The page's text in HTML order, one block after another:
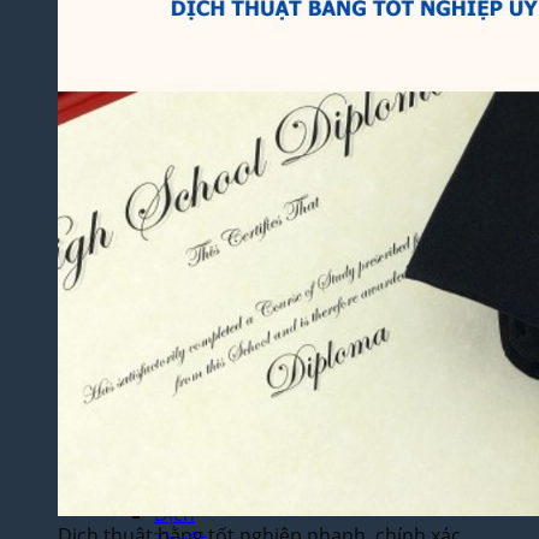
Thuật
Luận
Thuật
Toàn
Bộ
Website
Dịch
Án –
Hồ Sơ
Dịch